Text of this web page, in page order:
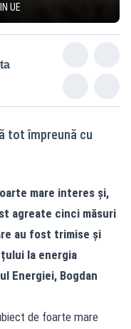
UE
tot împreună cu
mare interes și,
agreate cinci măsuri
au fost trimise și
la energia
Energiei, Bogdan
de foarte mare